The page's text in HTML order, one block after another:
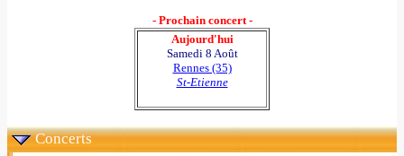
- Prochain concert -
Aujourd'hui
Samedi 8 Août
Rennes (35)
St-Etienne
Concerts